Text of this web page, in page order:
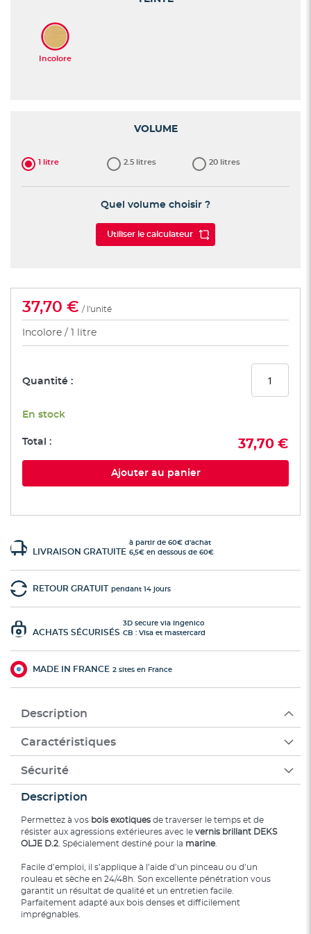
VOLUME
1 litre 2.5 litres 20 litres
Quel volume choisir ?
Utiliser le calculateur
37,70 € / l'unité
Incolore 1 litre
Quantité :
En stock
Total : 37,70 €
Ajouter au panier
LIVRAISON GRATUITE
à partir de 60€ d'achat
6,5€ en dessous de 60€
RETOUR GRATUIT pendant 14 jours
ACHATS SÉCURISÉS
3D secure via Ingenico
CB : Visa et mastercard
MADE IN FRANCE 2 sites en France
Description
Caractéristiques
Sécurité
Description
Permettez à vos bois exotiques de traverser le temps et de
résister aux agressions extérieures avec le vernis brillant DEKS
OLJE D.2 . Spécialement destiné pour la marine.
Facile d’emploi, il s’applique à l’aide d’un pinceau ou d’un
rouleau et sèche en 24/48h. Son excellente pénétration vous
garantit un résultat de qualité et un entretien facile.
Parfaitement adapté aux bois denses et difficilement
imprégnables.